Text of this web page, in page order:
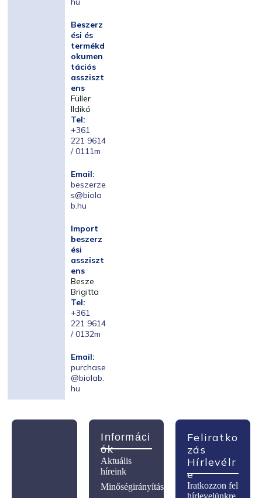
Beszerz
ési és
termékd
okumen
tációs
assziszt
ens
Füller
Ildikó
Tel:
+361
221 9614
/ 0111m
Email:
beszerze
s@biola
b.hu
Import
beszerz
ési
assziszt
ens
Besze
Brigitta
Tel:
+361
221 9614
/ 0132m
Email:
purchase
@biolab.
hu
Feliratko
Zás
Hírlevélr
E
Iratkozzon fel
hírlevelünkre,
Informáci
Ók
Aktuális
híreink
Minőségirányítás